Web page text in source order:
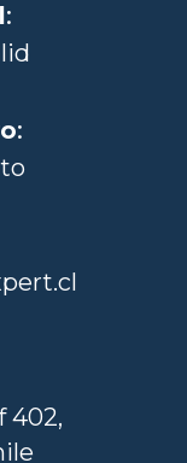
:
:
402,